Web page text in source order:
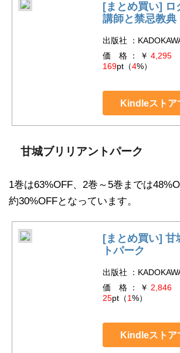
[まとめ買い] ロ
講師と禁忌教典
出版社 ：
価 格 ： ￥ 4,295
169pt（4%）
Kindleストア
甘城ブリリアントパーク
1巻は63%OFF、2巻～5巻までは
約30%OFFとなっています。
[まとめ買い] 甘
トパーク
出版社 ：
価 格 ： ￥ 2,846
25pt（1%）
Kindleストア